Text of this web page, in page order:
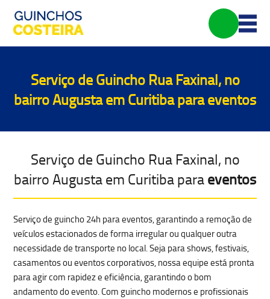
Serviço de Guincho Rua Faxinal, no
bairro Augusta em Curitiba paraeventos
Serviço de Guincho Rua Faxinal, no
bairro Augusta em Curitiba paraeventos
Serviço deguincho 24h para eventos, garantindo aremoção de
veículos estacionados de forma irregularou qualquer outra
necessidade de transporte no local. Seja para shows, festivais,
casamentos ou eventos corporativos, nossa equipe está pronta
para agir com rapidez e eficiência, garantindo o bom
andamento do evento. Com guincho modernos e profissionais